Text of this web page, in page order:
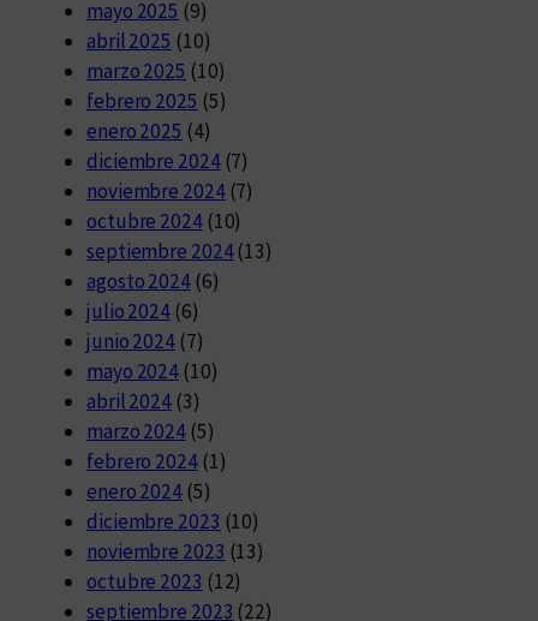
mayo 2025 (9)
abril 2025 (10)
marzo 2025 (10)
febrero 2025 (5)
enero 2025 (4)
diciembre 2024(7)
noviembre 2024(7)
octubre 2024(10)
septiembre 2024(13)
agosto 2024(6)
julio 2024 (6)
junio 2024 (7)
mayo 2024 (10)
abril 2024 (3)
marzo 2024 (5)
febrero 2024(1)
enero 2024 (5)
diciembre 2023 (10)
noviembre 2023 (13)
octubre 2023 (12)
septiembre 2023 (22)